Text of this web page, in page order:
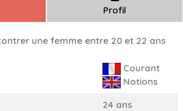
Profil
une femme entre 20 et 22 ans
Courant
Notions
24 ans